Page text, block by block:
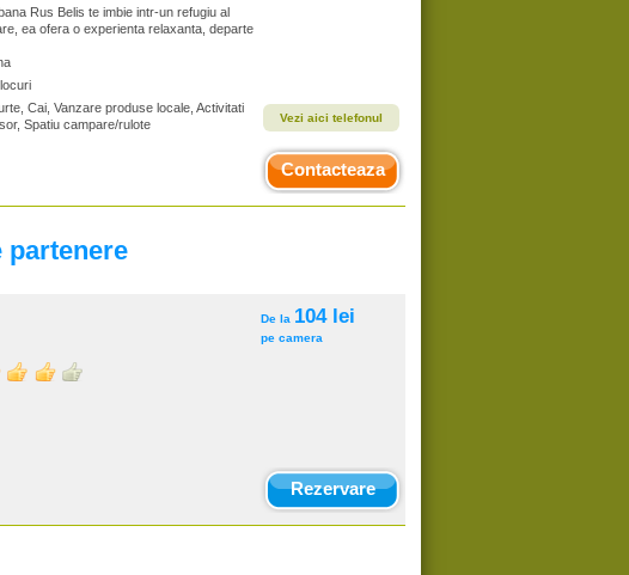
Rus Belis te imbie intr-un refugiu al
ea ofera o experienta relaxanta, departe
Cai, Vanzare produse locale, Activitati
Spatiu campare/rulote
Vezi aici telefonul
Contacteaza
partenere
De la 104 lei
pe camera
Rezervare